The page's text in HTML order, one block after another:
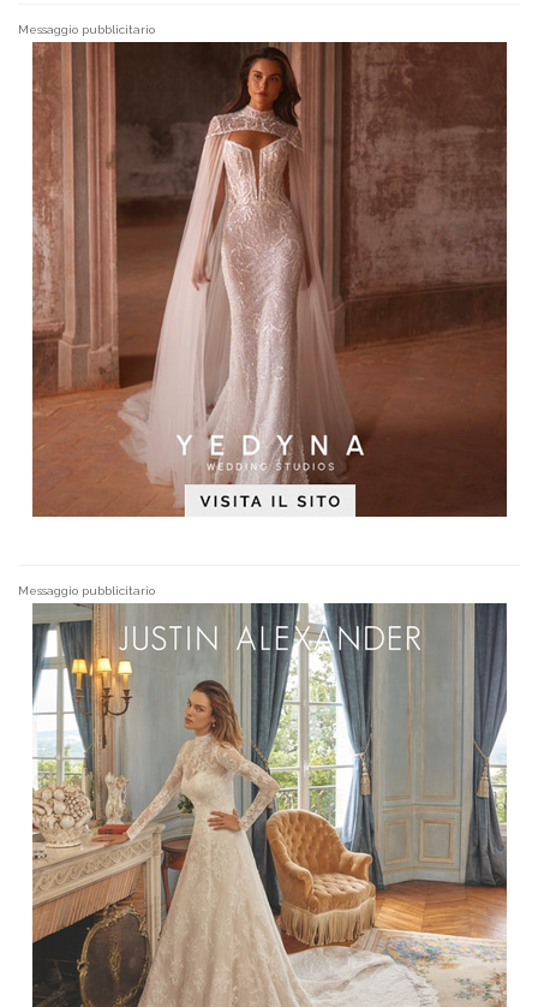
Messaggio pubblicitario
Messaggio pubblicitario